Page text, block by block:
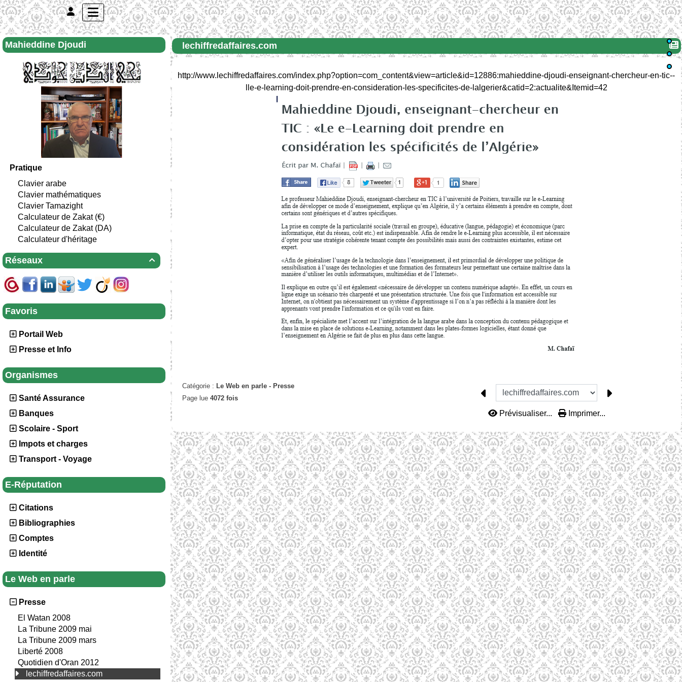
Mahieddine Djoudi
Pratique
Clavier arabe
Clavier mathématiques
Clavier Tamazight
Calculateur de Zakat (€)
Calculateur de Zakat (DA)
Calculateur d'héritage

Réseaux
Favoris
Portail Web
Presse et Info
Organismes
Santé Assurance
Banques
Scolaire - Sport
Impots et charges
Transport - Voyage
E-Réputation
Citations
Bibliographies
Comptes
Identité
Le Web en parle
Presse
El Watan 2008
La Tribune 2009 mai
La Tribune 2009 mars
Liberté 2008
Quotidien d'Oran 2012
lechiffredaffaires.com
lechiffredaffaires.com
http://www.lechiffredaffaires.com/index.php?option=com_content&view=article&id=12886:mahieddine-djoudi-enseignant-chercheur-en-tic--
lle-e-learning-doit-prendre-en-consideration-les-specificites-de-lalgerier&catid=2:actualite&Itemid=42
Catégorie : Le Web en parle - Presse
Page lue 4072 fois
Prévisualiser... Imprimer...